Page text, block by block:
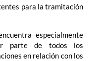
para la tramitación
especialmente
parte de todos los
en relación con los